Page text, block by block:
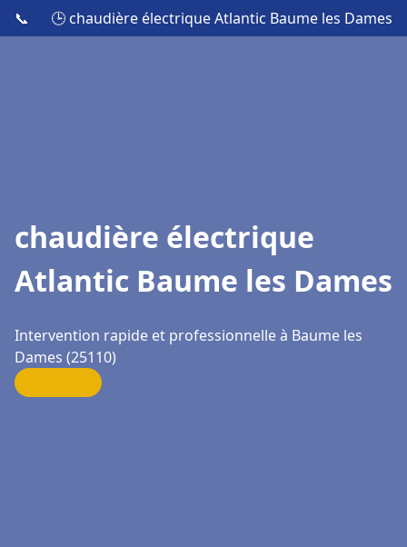
📞 🕒 chaudière électrique Atlantic Baume les Dames
chaudière électrique
Atlantic Baume les Dames
Intervention rapide et professionnelle à Baume les
Dames (25110)